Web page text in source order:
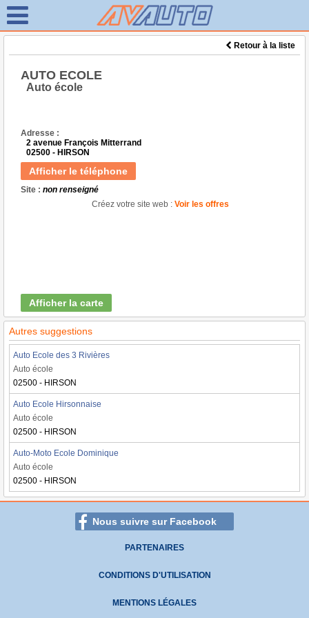
Retour à la liste
AUTO ECOLE
Auto école
Adresse :
2 avenue François Mitterrand
02500 - HIRSON
Afficher le téléphone
Site : non renseigné
Créez votre site web : Voir les offres
Afficher la carte
Autres suggestions
Auto Ecole des 3 Rivières
Auto école
02500 - HIRSON
Auto Ecole Hirsonnaise
Auto école
02500 - HIRSON
Auto-Moto Ecole Dominique
Auto école
02500 - HIRSON
Nous suivre sur Facebook
PARTENAIRES
CONDITIONS D'UTILISATION
MENTIONS LÉGALES